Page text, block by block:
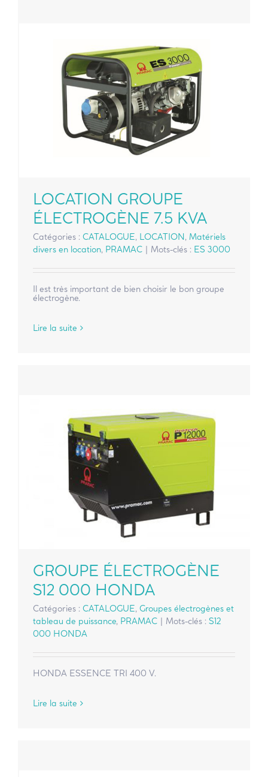
LOCATION GROUPE
ÉLECTROGÈNE 7.5 KVA
Catégories : CATALOGUE, LOCATION, Matériels
divers en location, PRAMAC | Mots-clés : ES 3000
Il est très important de bien choisir le bon groupe
électrogène.
Lire la suite
GROUPE ÉLECTROGÈNE
S12 000 HONDA
Catégories : CATALOGUE, Groupes électrogènes et
tableau de puissance, PRAMAC | Mots-clés : S12
000 HONDA
HONDA ESSENCE TRI 400 V.
Lire la suite